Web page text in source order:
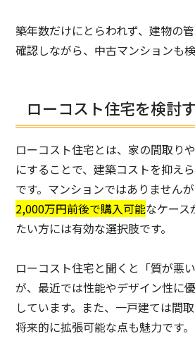
築年数だけにとらわれず、建物の
確認しながら、中古マンションも検
ローコスト住宅を検討
ローコスト住宅とは、家の間取り
にすることで、建築コストを抑え
です。マンションではありません
2,000万円前後で購入可能なケース
たい方には有効な選択肢です。
ローコスト住宅と聞くと「質が悪
が、最近では性能やデザイン性に
しています。また、一戸建ては間
将来的に拡張可能な点も魅力です。